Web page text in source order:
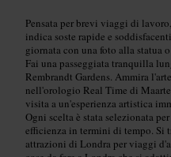
Pensata per brevi viaggi di
indica soste rapide e
giornata con una foto alla statua
Fai una passeggiata tranquilla
Rembrandt Gardens. Ammira
nell'orologio Real Time di
visita a un'esperienza artistica
Ogni scelta è stata selezionata
efficienza in termini di tempo. Si
attrazioni di Londra per viaggi